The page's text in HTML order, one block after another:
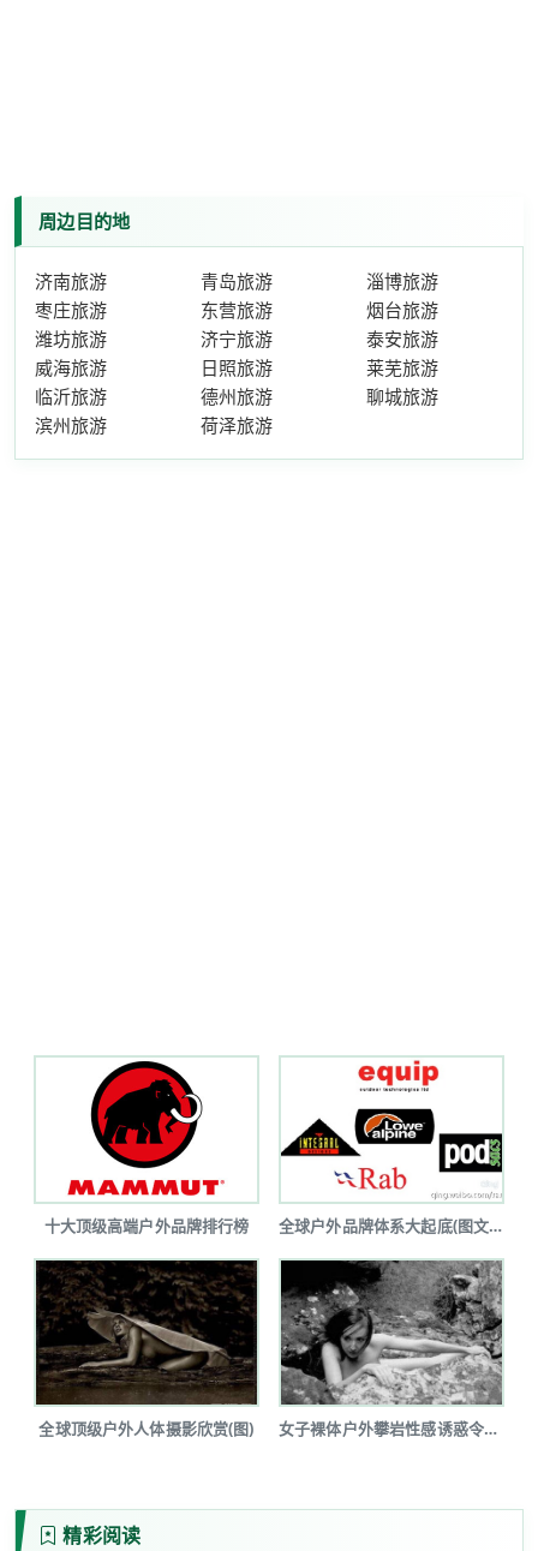
周边目的地
济南旅游 青岛旅游
淄博旅游
枣庄旅游
东营旅游
烟台旅游
潍坊旅游
济宁旅游
泰安旅游
威海旅游
日照旅游
莱芜旅游
临沂旅游
德州旅游
聊城旅游
滨州旅游
荷泽旅游
十大顶级高端户外品牌排行榜 全球户外品牌体系大起底(图文详解)
全球顶级户外人体摄影欣赏(图) 女子裸体户外攀岩性感诱惑令人瞠目(图...
精彩阅读